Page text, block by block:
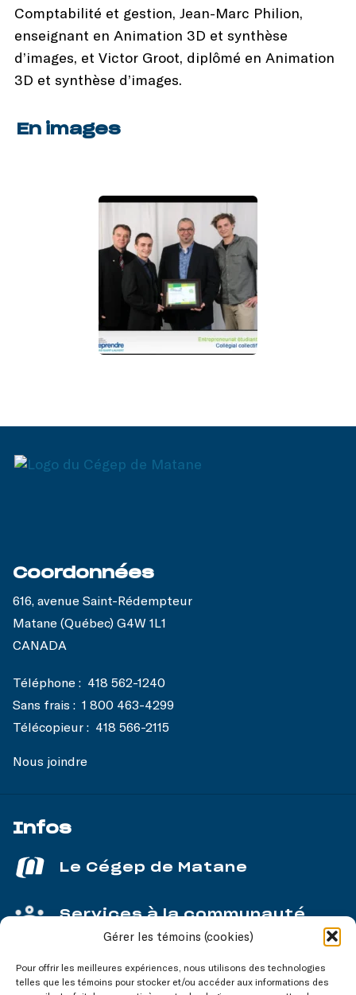
Gérer les témoins (cookies)
Pour offrir les meilleures expériences, nous utilisons des technologies
telles que les témoins pour stocker et/ou accéder aux informations des
Comptabilité et gestion, Jean-Marc Philion,
enseignant en Animation 3D et synthèse
d’images, et Victor Groot, diplômé en Animation
3D et synthèse d’images.
En images
Coordonnées
616, avenue Saint-Rédempteur
Matane (Québec) G4W 1L1
CANADA
Téléphone : 418 562-1240
Sans frais : 1 800 463-4299
Télécopieur : 418 566-2115
Nous joindre
Infos
Le Cégep de Matane
Services à la communauté
Service aux entreprises